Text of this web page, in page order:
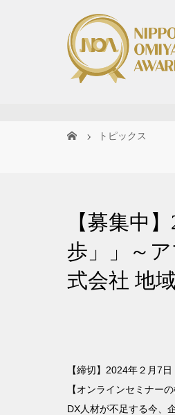
トピックス
【募集中
歩」」～
式会社 地
【締切】2024年２月7
【オンラインセミナーの
DX人材が不足する今、